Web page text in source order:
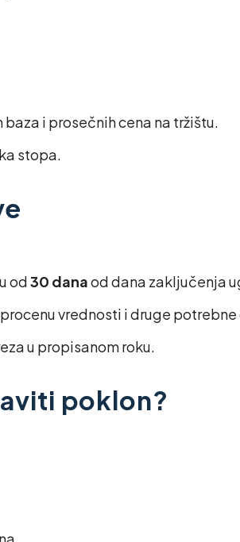
i prosečnih cena na tržištu.
stopa.
od30 danaod dana zaključenja
vrednosti i druge
u propisanom roku.
poklon?